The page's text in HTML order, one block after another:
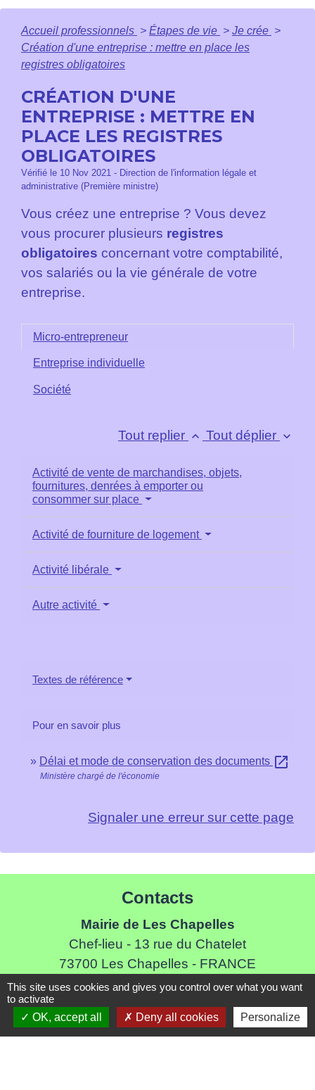
Accueil professionnels > Étapes de vie > Je crée >
Création d'une entreprise : mettre en place les
registres obligatoires
CRÉATION D'UNE
ENTREPRISE : METTRE EN
PLACE LES REGISTRES
OBLIGATOIRES
Vérifié le 10 Nov 2021 - Direction de l'information légale et
administrative (Première ministre)
Vous créez une entreprise ? Vous devez
vous procurer plusieurs registres
obligatoires concernant votre comptabilité,
vos salariés ou la vie générale de votre
entreprise.
Micro-entrepreneur
Entreprise individuelle
Société
Tout replier keyboard_arrow_up Tout déplier keyboard_arrow_down
Activité de vente de marchandises, objets,
fournitures, denrées à emporter ou
consommer sur place
Activité de fourniture de logement
Activité libérale
Autre activité
Textes de référence
Pour en savoir plus
Délai et mode de conservation des documents open_in_new
Ministère chargé de l'économie
Signaler une erreur sur cette page
Contacts
Mairie de Les Chapelles
Chef-lieu - 13 rue du Chatelet
73700 Les Chapelles - FRANCE
+33 7 89 22 08 48
Contact par formulaire
This site uses cookies and gives you control over what you want
to activate
OK, accept all
Deny all cookies Personalize